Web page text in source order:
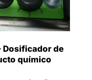
Dosificador de
químico